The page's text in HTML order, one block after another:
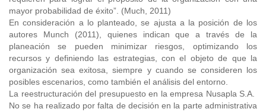
mayor probabilidad de éxito”. (Much, 2011)
En consideración a lo planteado, se ajusta a la posición de los
autores Munch (2011), quienes indican que a través de la
planeación se pueden minimizar riesgos, optimizando los
recursos y definiendo las estrategias, con el objeto de que la
organización sea exitosa, siempre y cuando se consideren los
posibles escenarios, como también el análisis del entorno.
La reestructuración del presupuesto en la empresa Nusapla S.A.
No se ha realizado por falta de decisión en la parte administrativa